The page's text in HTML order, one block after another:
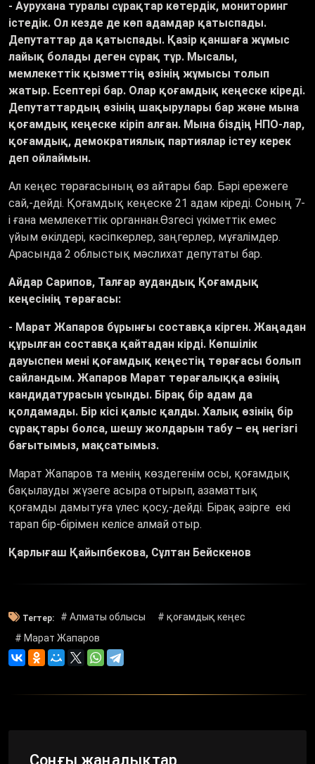
- Аурухана туралы сұрақтар көтердік, мониторинг
істедік. Ол кезде де көп адамдар қатыспады.
Депутаттар да қатыспады. Қазір қаншаға жұмыс
лайық болады деген сұрақ тұр. Мысалы,
мемлекеттік қызметтің өзінің жұмысы толып
жатыр. Есептері бар. Олар қоғамдық кеңеске кіреді.
Депутаттардың өзінің шақырулары бар және мына
қоғамдық кеңеске кіріп алған. Мына біздің НПО-лар,
қоғамдық, демократиялық партиялар істеу керек
деп ойлаймын.
Ал кеңес төрағасының өз айтары бар. Бәрі ережеге
сай,-дейді. Қоғамдық кеңеске 21 адам кіреді. Соның 7-
і ғана мемлекеттік органнан.Өзгесі үкіметтік емес
үйым өкілдері, кәсіпкерлер, заңгерлер, мұғалімдер.
Арасында 2 облыстық мәслихат депутаты бар.
Айдар Сарипов, Талғар аудандық Қоғамдық
кеңесінің төрағасы:
- Марат Жапаров бұрынғы составқа кірген. Жаңадан
құрылған составқа қайтадан кірді. Көпшілік
дауыспен мені қоғамдық кеңестің төрағасы болып
сайландым. Жапаров Марат төрағалыққа өзінің
кандидатурасын ұсынды. Бірақ бір адам да
қолдамады. Бір кісі қалыс қалды. Халық өзінің бір
сұрақтары болса, шешу жолдарын табу – ең негізгі
бағытымыз, мақсатымыз.
Марат Жапаров та менің көздегенім осы, қоғамдық
бақылауды жүзеге асыра отырып, азаматтық
қоғамды дамытуға үлес қосу,-дейді. Бірақ әзірге екі
тарап бір-бірімен келісе алмай отыр.
Қарлығаш Қайыпбекова, Сұлтан Бейскенов
Тегтер: # Алматы облысы
# қоғамдық кеңес
# Марат Жапаров
Соңғы жаңалықтар